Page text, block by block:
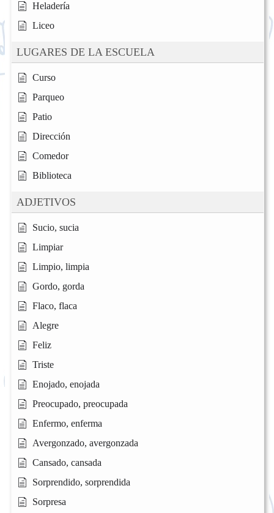
Heladería
Liceo
LUGARES DE LA ESCUELA
Curso
Parqueo
Patio
Dirección
Comedor
Biblioteca
ADJETIVOS
Sucio, sucia
Limpiar
Limpio, limpia
Gordo, gorda
Flaco, flaca
Alegre
Feliz
Triste
Enojado, enojada
Preocupado, preocupada
Enfermo, enferma
Avergonzado, avergonzada
Cansado, cansada
Sorprendido, sorprendida
Sorpresa